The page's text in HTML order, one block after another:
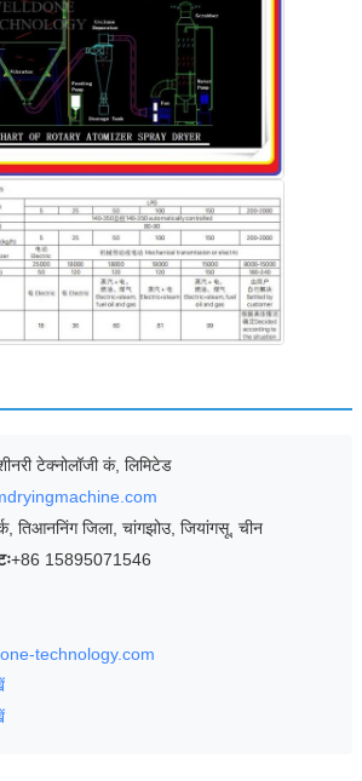
टेक्नोलॉजी कं, लिमिटेड
तिआननिंग जिला, चांगझोउ, जियांगसू, चीन
+86 15895071546
technology.com